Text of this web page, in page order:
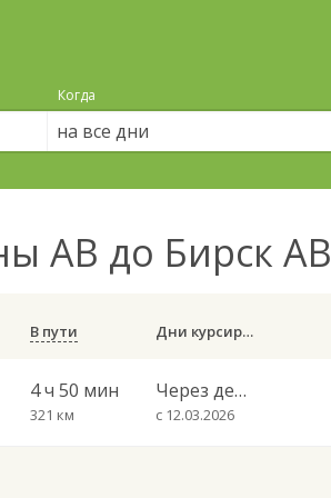
Когда
на все дни
АВ до Бирск АВ
В пути Дни курсирования
4 ч 50 мин
321 км
Через день
с 12.03.2026